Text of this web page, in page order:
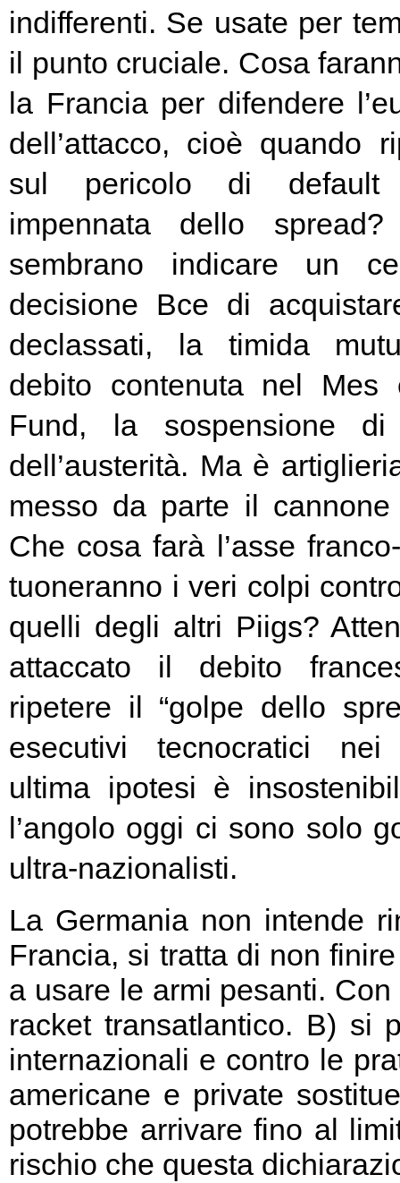
indifferenti. Se usate per
il punto cruciale. Cosa
la Francia per difendere
dell’attacco, cioè quando
sul pericolo di default
impennata dello
sembrano indicare un
decisione Bce di
declassati, la timida
debito contenuta nel Mes
Fund, la sospensione di
dell’austerità. Ma è
messo da parte il
Che cosa farà l’asse
tuoneranno i veri colpi
quelli degli altri Piigs?
attaccato il debito
ripetere il “golpe dello
esecutivi tecnocratici
ultima ipotesi è
l’angolo oggi ci sono solo
ultra-nazionalisti.
La Germania non intende
Francia, si tratta di non
a usare le armi pesanti.
racket transatlantico. B) si
internazionali e contro le
americane e private
potrebbe arrivare fino al
rischio che questa